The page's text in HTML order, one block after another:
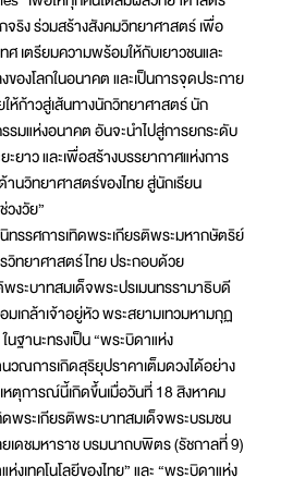
ริง ร่วมสร้างสังคมวิทยาศาสตร์ เพื่อ
เตรียมความพร้อมให้กับเยาวชนและ
ของโลกในอนาคต และเป็นการจุดประกาย
ให้ก้าวสู่เส้นทางนักวิทยาศาสตร์ นัก
รมแห่งอนาคต อันจะนำไปสู่การยกระดับ
ะยาว และเพื่อสร้างบรรยากาศแห่งการ
นวิทยาศาสตร์ของไทย สู่นักเรียน
งวัย”
ทรรศการเทิดพระเกียรติพระมหากษัตริย์
ทยาศาสตร์ไทย ประกอบด้วย
ระบาทสมเด็จพระปรเมนทรรามาธิบดี
เกล้าเจ้าอยู่หัว พระสยามเทวมหามกุฏ
ฐานะทรงเป็น “พระบิดาแห่ง
วณการเกิดสุริยุปราคาเต็มดวงได้อย่าง
หตุการณ์นี้เกิดขึ้นเมื่อวันที่ 18 สิงหาคม
พระเกียรติพระบาทสมเด็จพระบรมชน
ดชมหาราช บรมนาถบพิตร (รัชกาลที่ 9)
งเทคโนโลยีของไทย” และ “พระบิดาแห่ง